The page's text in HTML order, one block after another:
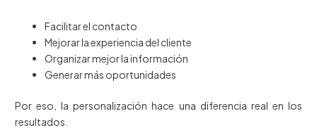
Facilitar el contacto
Mejorar la experiencia del cliente
Organizar mejor la información
Generar más oportunidades
Por eso, la personalización hace una diferencia real en los
resultados.